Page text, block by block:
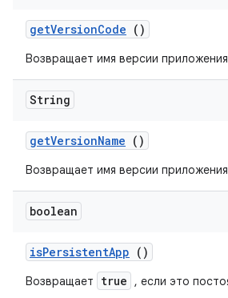
getVersionCode ()
Возвращает имя версии
String
getVersionName ()
Возвращает имя версии
boolean
isPersistentApp ()
Возвращает true , если это